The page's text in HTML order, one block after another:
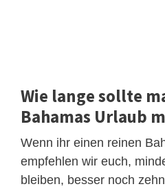
Wie lange sollte
Bahamas Urlaub
Wenn ihr einen reinen
empfehlen wir euch,
bleiben, besser noch